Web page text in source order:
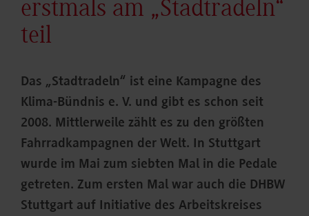
erstmals am „Stadtradeln“
teil
Das „Stadtradeln“ ist eine Kampagne des
Klima-Bündnis e. V. und gibt es schon seit
2008. Mittlerweile zählt es zu den größten
Fahrradkampagnen der Welt. In Stuttgart
wurde im Mai zum siebten Mal in die Pedale
getreten. Zum ersten Mal war auch die DHBW
Stuttgart auf Initiative des Arbeitskreises